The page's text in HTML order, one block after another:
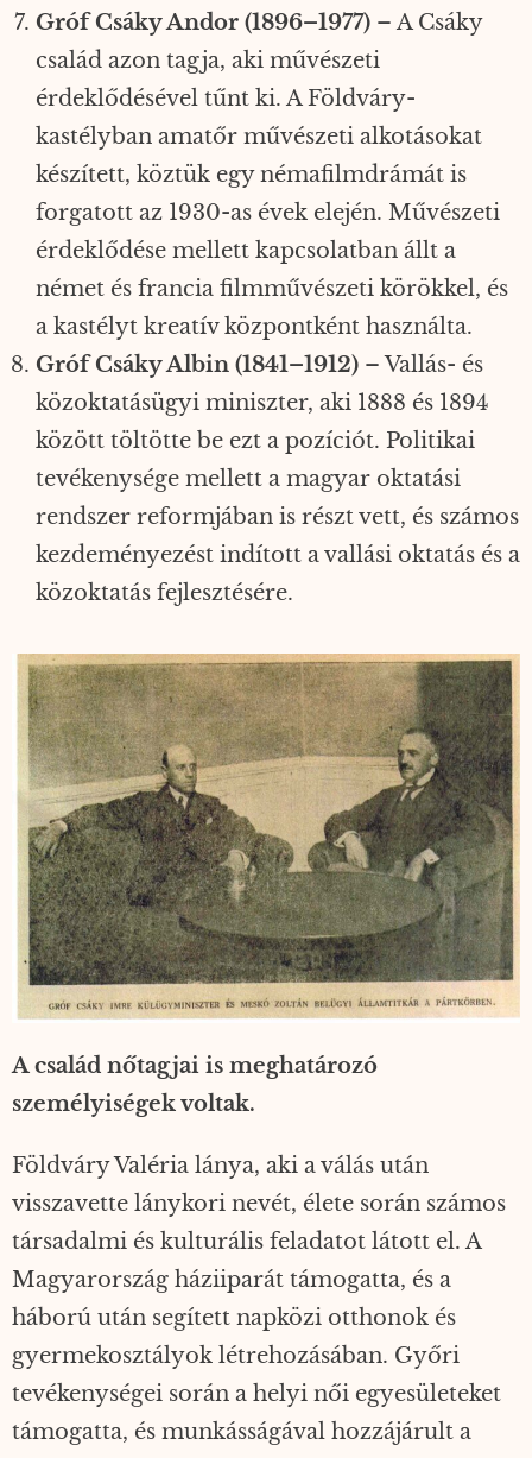
Gróf Csáky Andor (1896–1977) – A Csáky
család azon tagja, aki művészeti
érdeklődésével tűnt ki. A Földváry-
kastélyban amatőr művészeti alkotásokat
készített, köztük egy némafilmdrámát is
forgatott az 1930-as évek elején. Művészeti
érdeklődése mellett kapcsolatban állt a
német és francia filmművészeti körökkel, és
a kastélyt kreatív központként használta.
Gróf Csáky Albin (1841–1912) – Vallás- és
közoktatásügyi miniszter, aki 1888 és 1894
között töltötte be ezt a pozíciót. Politikai
tevékenysége mellett a magyar oktatási
rendszer reformjában is részt vett, és számos
kezdeményezést indított a vallási oktatás és a
közoktatás fejlesztésére.
A család nőtagjai is meghatározó
személyiségek voltak.
Földváry Valéria lánya, aki a válás után
visszavette lánykori nevét, élete során számos
társadalmi és kulturális feladatot látott el. A
Magyarország háziiparát támogatta, és a
háború után segített napközi otthonok és
gyermekosztályok létrehozásában. Győri
tevékenységei során a helyi női egyesületeket
támogatta, és munkásságával hozzájárult a